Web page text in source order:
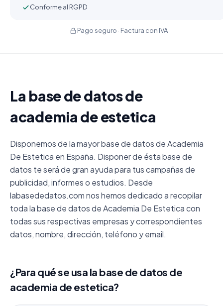
Conforme al RGPD
Pago seguro · Factura con IVA
La base de datos de
academia de estetica
Disponemos de la mayor base de datos de Academia
De Estetica en España. Disponer de ésta base de
datos te será de gran ayuda para tus campañas de
publicidad, informes o estudios. Desde
labasededatos.com nos hemos dedicado a recopilar
toda la base de datos de Academia De Estetica con
todas sus respectivas empresas y correspondientes
datos, nombre, dirección, teléfono y email.
¿Para qué se usa la base de datos de
academia de estetica?